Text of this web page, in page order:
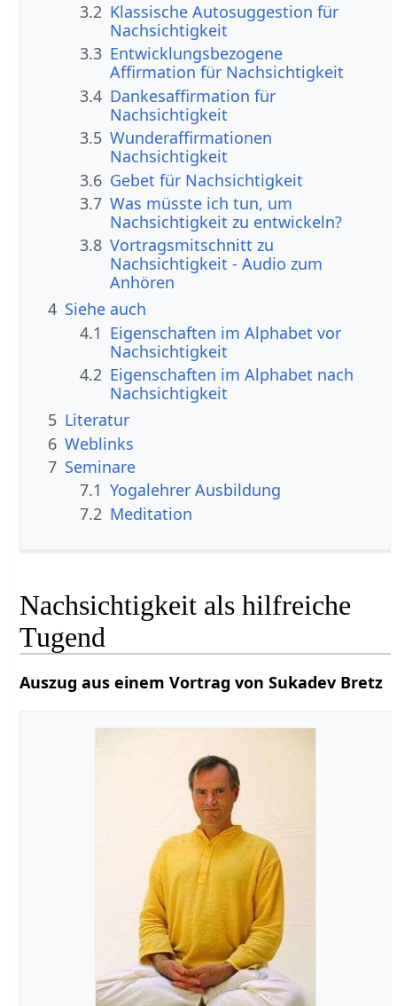
3.2 Klassische Autosuggestion für
Nachsichtigkeit
3.3 Entwicklungsbezogene
Affirmation für Nachsichtigkeit
3.4 Dankesaffirmation für
Nachsichtigkeit
3.5 Wunderaffirmationen
Nachsichtigkeit
3.6 Gebet für Nachsichtigkeit
3.7 Was müsste ich tun, um
Nachsichtigkeit zu entwickeln?
3.8 Vortragsmitschnitt zu
Nachsichtigkeit - Audio zum
Anhören
4 Siehe auch
4.1 Eigenschaften im Alphabet vor
Nachsichtigkeit
4.2 Eigenschaften im Alphabet nach
Nachsichtigkeit
5 Literatur
6 Weblinks
7 Seminare
7.1 Yogalehrer Ausbildung
7.2 Meditation
Nachsichtigkeit als hilfreiche
Tugend
Auszug aus einem Vortrag von Sukadev Bretz